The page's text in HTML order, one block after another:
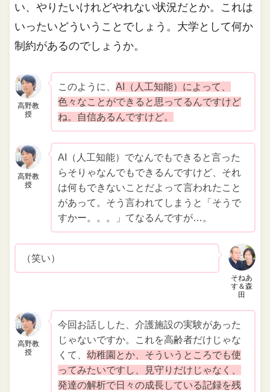
い、やりたいけれどやれない状況だとか。これは
いったいどういうことでしょう。大学として何か
制約があるのでしょうか。
高野教
授
このように、AI（人工知能）によって、
色々なことができると思ってるんですけど
ね。自信あるんですけど。
高野教
授
AI（人工知能）でなんでもできると言った
らそりゃなんでもできるんですけど、それ
は何もできないことだよって言われたこと
があって。そう言われてしまうと「そうで
すかー。。。」てなるんですが…。
そねあ
す＆森
田
（笑い）
高野教
授
今回お話しした、介護施設の実験があった
じゃないですか。これを高齢者だけじゃな
くて、幼稚園とか、そういうところでも使
ってみたいですし、見守りだけじゃなく、
発達の解析で日々の成長している記録を残